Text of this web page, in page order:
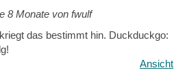
8 Monate von fwulf
das bestimmt hin. Duckduckgo:
Ansicht